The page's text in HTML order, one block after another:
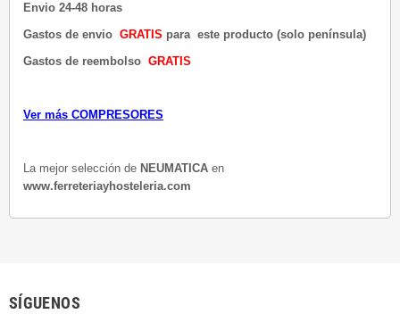
Envio 24-48 horas
Gastos de envio GRATIS para este producto (solo península)
Gastos de reembolso GRATIS
Ver más COMPRESORES
La mejor selección de NEUMATICA en
www.ferreteriayhosteleria.com
SÍGUENOS